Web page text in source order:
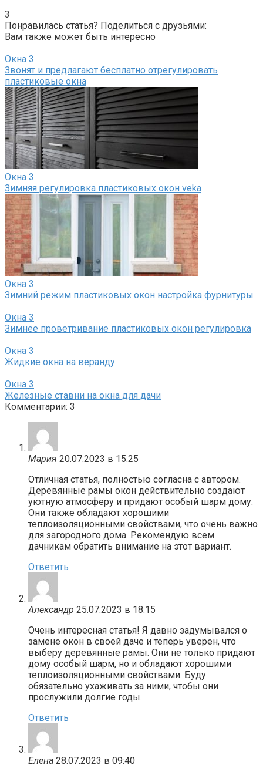
3
Понравилась статья? Поделиться с друзьями:
Вам также может быть интересно
Окна 3
Звонят и предлагают бесплатно отрегулировать
пластиковые окна
Окна 3
Зимняя регулировка пластиковых окон veka
Окна 3
Зимний режим пластиковых окон настройка фурнитуры
Окна 3
Зимнее проветривание пластиковых окон регулировка
Окна 3
Жидкие окна на веранду
Окна 3
Железные ставни на окна для дачи
Комментарии: 3
Мария 20.07.2023 в 15:25
Отличная статья, полностью согласна с автором.
Деревянные рамы окон действительно создают
уютную атмосферу и придают особый шарм дому.
Они также обладают хорошими
теплоизоляционными свойствами, что очень важно
для загородного дома. Рекомендую всем
дачникам обратить внимание на этот вариант.
Ответить
Александр 25.07.2023 в 18:15
Очень интересная статья! Я давно задумывался о
замене окон в своей даче и теперь уверен, что
выберу деревянные рамы. Они не только придают
дому особый шарм, но и обладают хорошими
теплоизоляционными свойствами. Буду
обязательно ухаживать за ними, чтобы они
прослужили долгие годы.
Ответить
Елена 28.07.2023 в 09:40